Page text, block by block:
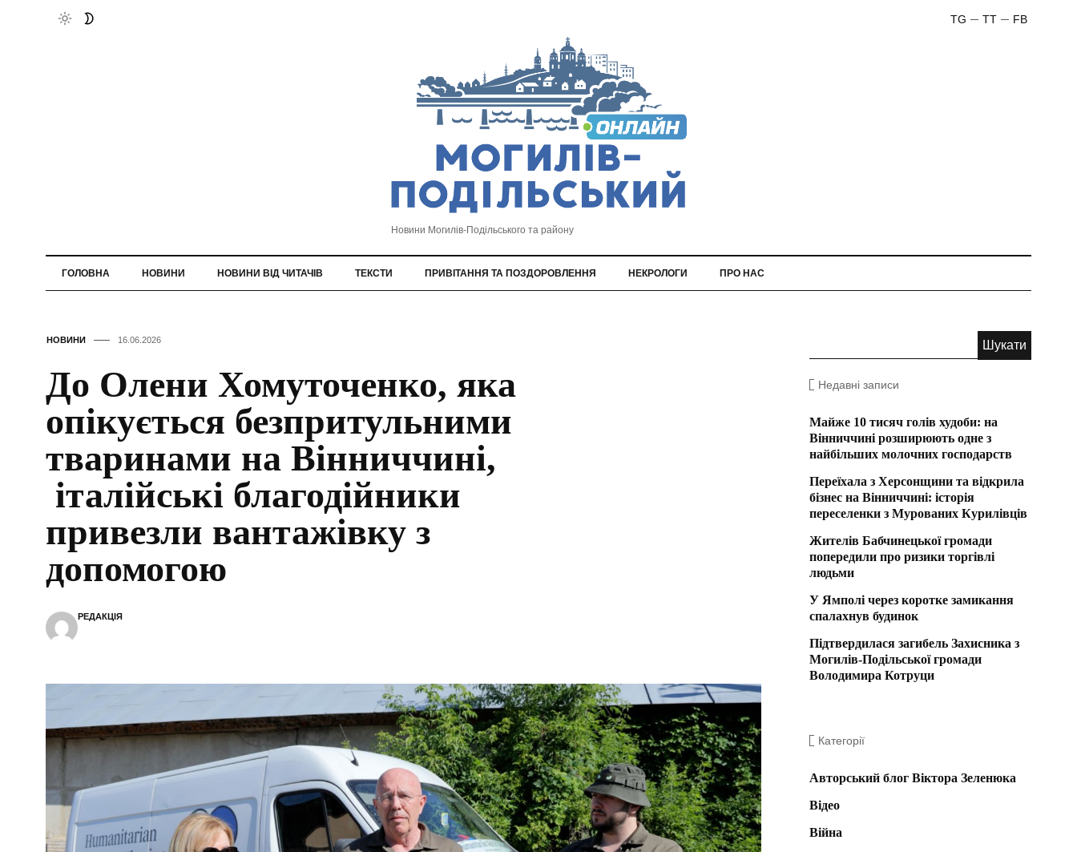
FB
TT
TG
Новини Могилів-Подільського та району
ГОЛОВНА НОВИНИ НОВИНИ ВІД ЧИТАЧІВ ТЕКСТИ ПРИВІТАННЯ ТА ПОЗДОРОВЛЕННЯ НЕКРОЛОГИ ПРО НАС
НОВИНИ 16.06.2026
До Олени Хомуточенко, яка
опікується безпритульними
тваринами на Вінниччині,
італійські благодійники
привезли вантажівку з
допомогою
РЕДАКЦІЯ
Недавні записи
Майже 10 тисяч голів худоби: на
Вінниччині розширюють одне з
найбільших молочних господарств
Переїхала з Херсонщини та відкрила
бізнес на Вінниччині: історія
переселенки з Мурованих Курилівців
Жителів Бабчинецької громади
попередили про ризики торгівлі
людьми
У Ямполі через коротке замикання
спалахнув будинок
Підтвердилася загибель Захисника з
Могилів-Подільської громади
Володимира Котруци
Категорії
Авторський блог Віктора Зеленюка
Відео
Війна